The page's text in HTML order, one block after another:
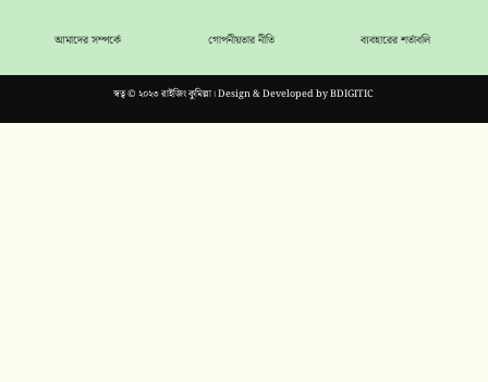
আমাদের সম্পর্কে গোপনীয়তার নীতি ব্যবহারের শর্তাবলি
স্বত্ব © ২০২৩ রাইজিং কুমিল্লা। Design & Developed byBDIGITIC